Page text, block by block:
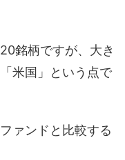
銘柄ですが、大き
米国」という点で
ァンドと比較する